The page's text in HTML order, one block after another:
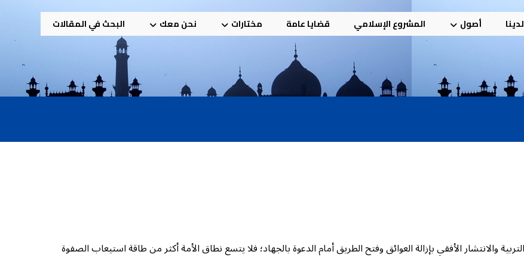
أصول المشروع الإسلامي قضايا عامة مختارات نحن معك البحث في المقالات
والانتشار الأفقي بإزالة العوائق وفتح الطريق أمام الدعوة بالجهاد؛ فلا يتسع نطاق الأمة أكثر من طاقة استيعاب الصفوة